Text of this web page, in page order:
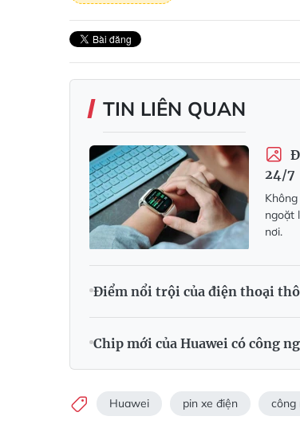
TIN LIÊN QUAN
24/7
ngoặt
nơi.
Điểm nổi trội của điện thoại
Chip mới của Huawei có công
Huawei pin xe điện công